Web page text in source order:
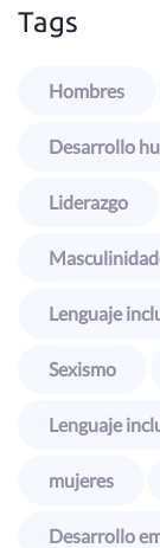
Tags
Hombres
Desarrollo
Liderazgo
Lenguaje
Sexismo
Lenguaje
mujeres
Desarrollo